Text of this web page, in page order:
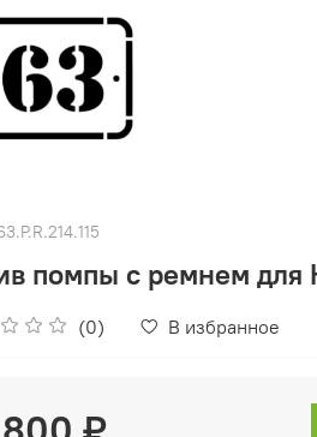
помпы с ремнем для
(0) В избранное